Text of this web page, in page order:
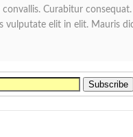
Curabitur
vulputate elit in elit. Mauris